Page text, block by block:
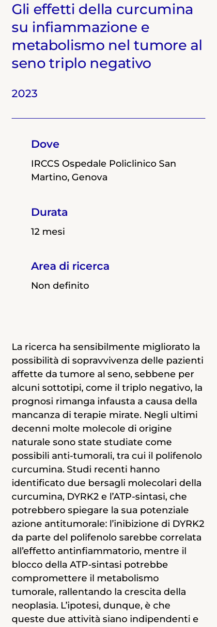
Gli effetti della curcumina
su infiammazione e
metabolismo nel tumore al
seno triplo negativo
2023
Dove
IRCCS Ospedale Policlinico San
Martino, Genova
Durata
12 mesi
Area di ricerca
Non definito
La ricerca ha sensibilmente migliorato la
possibilità di sopravvivenza delle pazienti
affette da tumore al seno, sebbene per
alcuni sottotipi, come il triplo negativo, la
prognosi rimanga infausta a causa della
mancanza di terapie mirate. Negli ultimi
decenni molte molecole di origine
naturale sono state studiate come
possibili anti-tumorali, tra cui il polifenolo
curcumina. Studi recenti hanno
identificato due bersagli molecolari della
curcumina, DYRK2 e l’ATP-sintasi, che
potrebbero spiegare la sua potenziale
azione antitumorale: l’inibizione di DYRK2
da parte del polifenolo sarebbe correlata
all’effetto antinfiammatorio, mentre il
blocco della ATP-sintasi potrebbe
compromettere il metabolismo
tumorale, rallentando la crescita della
neoplasia. L’ipotesi, dunque, è che
queste due attività siano indipendenti e
2022
Dove
IRCCS Ospedale Policlinico San
Martino, Genova
Durata
12 mesi
Area di ricerca
Non definito
Il tumore al seno è la neoplasia più
diffusa nelle donne in Italia e nel mondo.
Per quanto la ricerca abbia migliorato la
possibilità di sopravvivenza delle pazienti,
in alcuni sottotipi, come il triplo negativo,
la prognosi rimane infausta per l’assenza
di terapie mirate. Negli ultimi decenni
molte molecole di origine naturale sono
sta-te studiate come possibili anti-
tumorali, tra cui il polifenolo curcumina.
Studi recenti hanno identificato due
bersagli molecolari della curcumina,
DYRK2 e l’ATP-sintasi, che potrebbero
spiegare la sua potenziale azione
antitumorale: l’inibizione di DYRK2 da
parte del polifenolo potrebbe spiegare
l’effetto antiinfiammatorio, mentre il
blocco della ATP-sintasi potrebbe
compromettere il metabolismo
tumorale, rallentando la crescita della
neoplasia. Obiettivo del progetto sarà